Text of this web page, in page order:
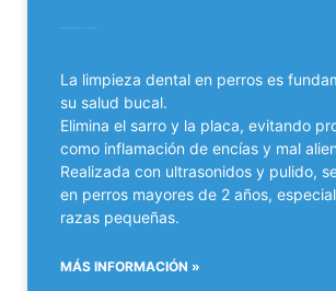
La limpieza dental en perros es
su salud bucal.
Elimina el sarro y la placa, evitando
como inflamación de encías y mal
Realizada con ultrasonidos y pulido,
en perros mayores de 2 años,
razas pequeñas.
MÁS INFORMACIÓN »